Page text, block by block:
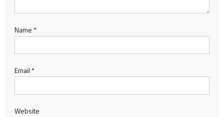
Name *
Email *
Website